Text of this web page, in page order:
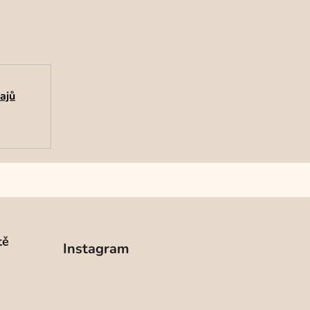
Instagram